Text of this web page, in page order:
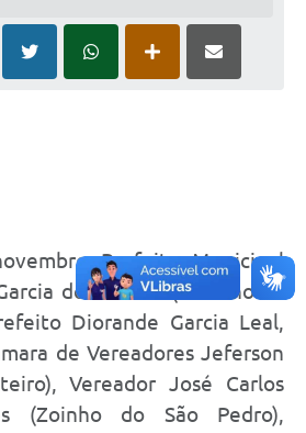
Prefeito Municipal
dos Santos (Toninho da
Diorande Garcia Leal,
de Vereadores Jeferson
Vereador José Carlos
(Zoinho do São Pedro),